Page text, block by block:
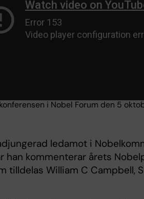
i Nobel Forum den 5
ledamot i
han kommenterar årets
tilldelas William C Campbell,